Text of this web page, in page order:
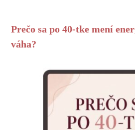
Prečo sa po 40-tke mení
váha?